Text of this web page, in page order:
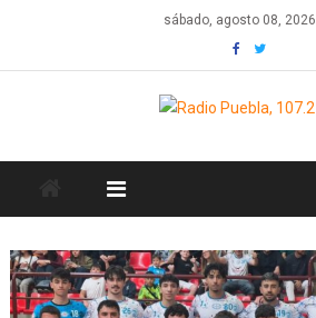
content
sábado, agosto 08, 2026